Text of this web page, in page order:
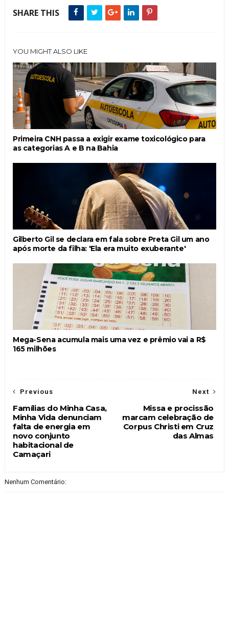
SHARE THIS
YOU MIGHT ALSO LIKE
Primeira CNH passa a exigir exame toxicológico para
as categorias A e B na Bahia
Gilberto Gil se declara em fala sobre Preta Gil um ano
após morte da filha: 'Ela era muito exuberante'
Mega-Sena acumula mais uma vez e prêmio vai a R$
165 milhões
Next
Missa e procissão
marcam celebração de
Corpus Christi em Cruz
das Almas
Previous
Famílias do Minha Casa,
Minha Vida denunciam
falta de energia em
novo conjunto
habitacional de
Camaçari
Nenhum Comentário: